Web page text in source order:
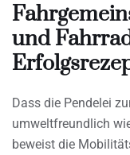
und
Dass die Pendelei
umweltfreundlich
beweist die